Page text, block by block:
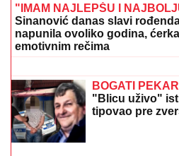
IVAN
GUBIO GLAVU
lepotica koju
tragedija ju je